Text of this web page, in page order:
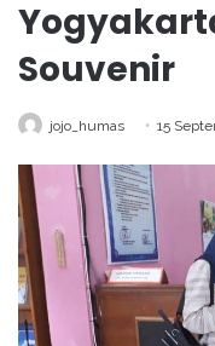
Souvenir
jojo_humas 15